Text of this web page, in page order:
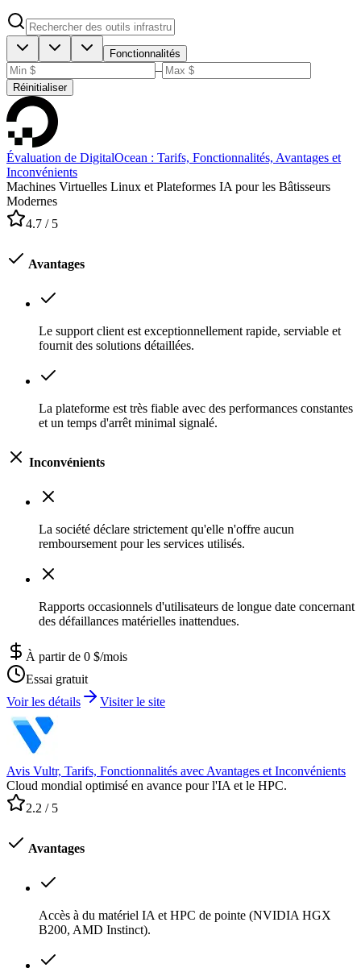
Fonctionnalités
–
Réinitialiser
Évaluation de DigitalOcean : Tarifs, Fonctionnalités, Avantages et
Inconvénients
Machines Virtuelles Linux et Plateformes IA pour les Bâtisseurs
Modernes
4.7 / 5
Avantages
Le support client est exceptionnellement rapide, serviable et
fournit des solutions détaillées.
La plateforme est très fiable avec des performances constantes
et un temps d'arrêt minimal signalé.
Inconvénients
La société déclare strictement qu'elle n'offre aucun
remboursement pour les services utilisés.
Rapports occasionnels d'utilisateurs de longue date concernant
des défaillances matérielles inattendues.
À partir de 0 $/mois
Essai gratuit
Voir les détails
Visiter le site
Avis Vultr, Tarifs, Fonctionnalités avec Avantages et Inconvénients
Cloud mondial optimisé en avance pour l'IA et le HPC.
2.2 / 5
Avantages
Accès à du matériel IA et HPC de pointe (NVIDIA HGX
B200, AMD Instinct).